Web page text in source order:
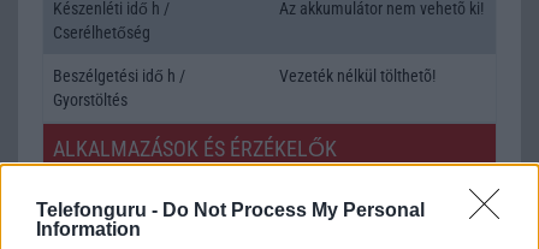
Telefonguru - Do Not Process My Personal
Information
Készenléti idő h /
Cserélhetőség
Az akkumulátor nem vehetõ ki!
Beszélgetési idő h /
Gyorstöltés
Vezeték nélkül tölthetõ!
ALKALMAZÁSOK ÉS ÉRZÉKELŐK
Flash/Ujjlenyomat olvasó